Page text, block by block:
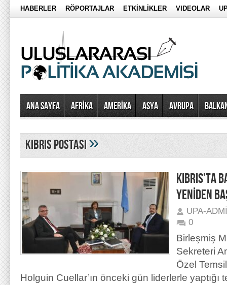
HABERLER RÖPORTAJLAR ETKİNLİKLER VIDEOLAR
Ana Sayfa AFRİKA AMERİKA ASYA AVRUPA
kıbrıs postası»
KIBRIS’TA
YENİDEN
UPA-
0
Birleşmiş
Sekreteri
Özel
Holguin Cuellar’ın önceki gün liderlerle yaptığı